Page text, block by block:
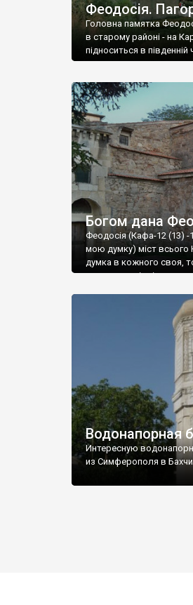
Феодосія.
Головна памятка
в старому районі - на
підноситься в південній
Богом дана
Феодосія (Кафа-12 (13) -
мою думку) міст всього
думка в кожного своя,
запрошую відвідати це
Водонапорная
Интересную
из Симферополя в